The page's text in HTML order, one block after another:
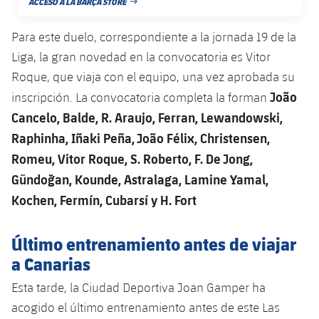
Servicios Médicos
Accesibilidad
Instalaciones
SUB8 B
Palmarés
Infantil B
Resultados
Clasificaciones
Jugadors
Palmarés
Historia
Calendario
Resultados
Jugadores
Clasificaciones
plusicon
más
Actualidad
Juvenil
Infantil
Alevín
Campus Verano
PLUSICON
MÁS
Primer equipo
plusicon
más
Actualidad
Calendario
Resultados
Clasificaciones
Barça Atlètic
plusicon
más
Actualidad
Resultados
Jugadores
Base
plusicon
más
Barça C
Junior
Información general
plusicon
más
FECHA DE PUBLICACIÓN
Para este duelo, correspondiente a la jornada 19 de la
Liga, la gran novedad en la convocatoria es Vitor
Roque, que viaja con el equipo, una vez aprobada su
inscripción. La convocatoria completa la forman João
Cancelo, Balde, R. Araujo, Ferran, Lewandowski,
Raphinha, Iñaki Peña, João Félix, Christensen,
Romeu, Vitor Roque, S. Roberto, F. De Jong,
Gündoğan, Kounde, Astralaga, Lamine Yamal,
Kochen, Fermín, Cubarsí y H. Fort
Último entrenamiento antes de viajar
a Canarias
Esta tarde, la Ciudad Deportiva Joan Gamper ha
acogido el último entrenamiento antes de este Las